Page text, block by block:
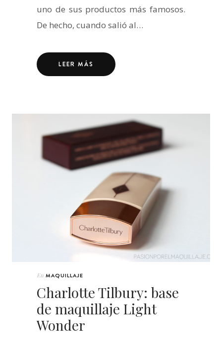
uno de sus productos más famosos.
De hecho, cuando salió al…
LEER MÁS
En MAQUILLAJE
Charlotte Tilbury: base
de maquillaje Light
Wonder